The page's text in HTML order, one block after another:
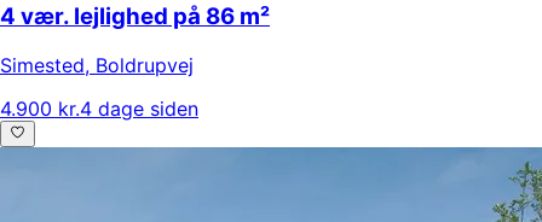
4 vær. lejlighed på 86 m²
Simested, Boldrupvej
4.900 kr.4 dage siden